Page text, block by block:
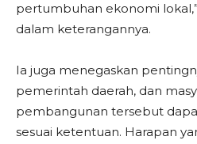
pertumbuhan ekonomi
dalam keterangannya.
Ia juga menegaskan
pemerintah daerah, dan
pembangunan tersebut
sesuai ketentuan. Harapan